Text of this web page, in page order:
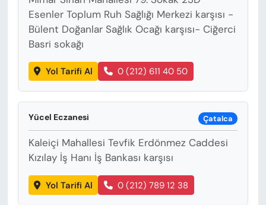
Esenler Toplum Ruh Sağlığı Merkezi karşısı -
Bülent Doğanlar Sağlık Ocağı karşısı- Ciğerci
Basri sokağı
Yol Tarifi Al 0 (212) 611 40 50
Yücel Eczanesi Çatalca
Kaleiçi Mahallesi Tevfik Erdönmez Caddesi
Kızılay İş Hanı İş Bankası karşısı
Yol Tarifi Al 0 (212) 789 12 38